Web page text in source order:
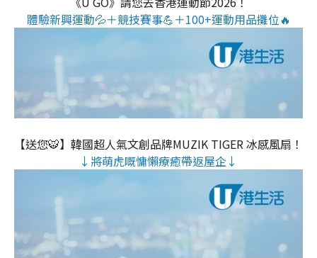
體驗新興運動💦＋競技賽事💪＋100+運動用品攤位🔥
【送您🐯】韓國超人氣文創品牌MUZIK TIGER 冰感風扇！
↓將萌虎嘅慵懶療癒帶返屋企↓